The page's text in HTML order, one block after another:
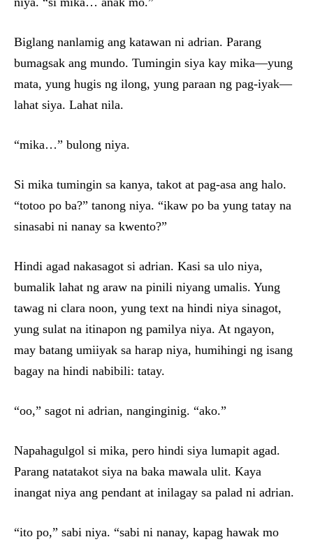
Biglang nanlamig ang katawan ni adrian. Parang
bumagsak ang mundo. Tumingin siya kay mika—yung
mata, yung hugis ng ilong, yung paraan ng pag-iyak—
lahat siya. Lahat nila.
“mika…” bulong niya.
Si mika tumingin sa kanya, takot at pag-asa ang halo.
“totoo po ba?” tanong niya. “ikaw po ba yung tatay na
sinasabi ni nanay sa kwento?”
Hindi agad nakasagot si adrian. Kasi sa ulo niya,
bumalik lahat ng araw na pinili niyang umalis. Yung
tawag ni clara noon, yung text na hindi niya sinagot,
yung sulat na itinapon ng pamilya niya. At ngayon,
may batang umiiyak sa harap niya, humihingi ng isang
bagay na hindi nabibili: tatay.
“oo,” sagot ni adrian, nanginginig. “ako.”
Napahagulgol si mika, pero hindi siya lumapit agad.
Parang natatakot siya na baka mawala ulit. Kaya
inangat niya ang pendant at inilagay sa palad ni adrian.
“ito po,” sabi niya. “sabi ni nanay, kapag hawak mo